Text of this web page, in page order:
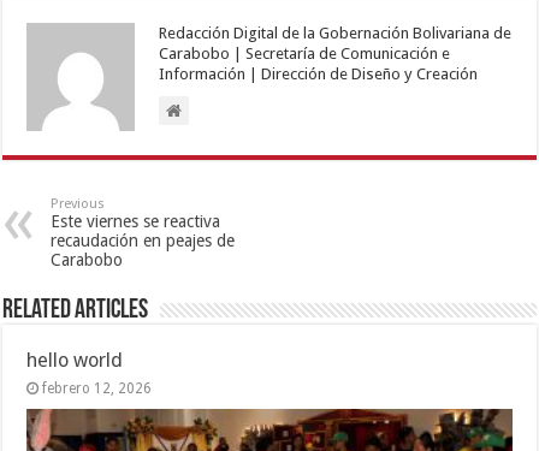
Redacción Digital de la Gobernación Bolivariana de
Carabobo | Secretaría de Comunicación e
Información | Dirección de Diseño y Creación
Previous
Este viernes se reactiva
recaudación en peajes de
Carabobo
Related Articles
hello world
febrero 12, 2026